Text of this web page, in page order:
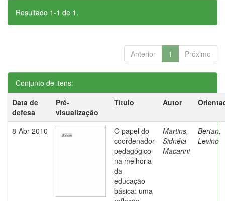
Resultado 1-1 de 1.
Anterior 1 Próximo
Conjunto de itens:
Data de
defesa
Pré-
visualização
Título Autor
8-Abr-2010
O papel do
coordenador
pedagógico
na melhoria
da
educação
básica: uma
Martins,
Sidnéia
Macarini
Bertan,
Levino